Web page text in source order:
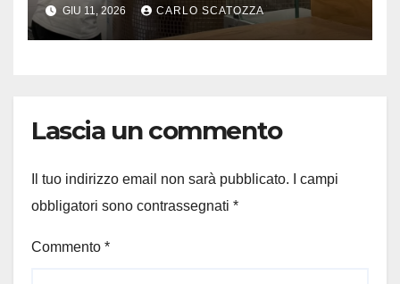
GIU 11, 2026 CARLO SCATOZZA
Lascia un commento
Il tuo indirizzo email non sarà pubblicato.
I campi
obbligatori sono contrassegnati *
Commento *